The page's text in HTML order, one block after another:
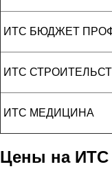
ИТС БЮДЖЕТ
ИТС
ИТС МЕДИЦИНА
Цены на ИТС